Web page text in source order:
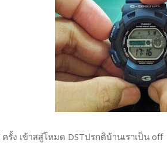
รั้ง เข้าสสู่โหมด DSTปรกติบ้านเราเป็น off